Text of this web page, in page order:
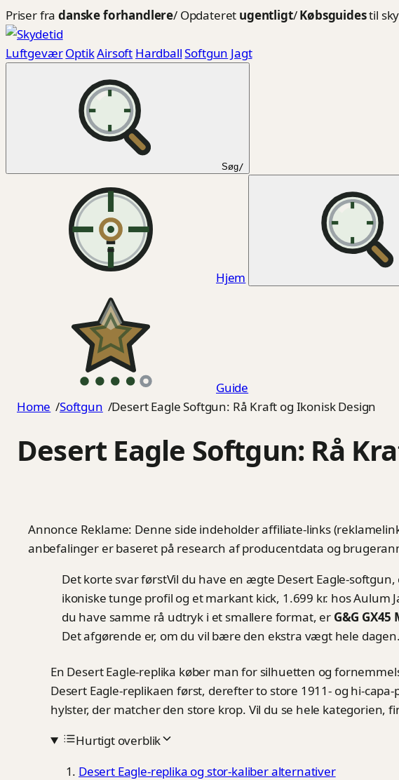
Spring
til
indhold
Priser fradanske forhandlere/ Opdateret ugentligt/Købsguidestil
LuftgeværOptikAirsoft HardballSoftgun Jagt
Søg/
Hjem
Guide
Home /Softgun /Desert Eagle Softgun: Rå Kraft og Ikonisk Design
Desert Eagle Softgun: Rå
Annonce Reklame: Denne side indeholder affiliate-links
anbefalinger er baseret på research af producentdata og
Det korte svar førstVil du have en ægte Desert Eagle-softgun,
ikoniske tunge profil og et markant kick, 1.699 kr. hos
du have samme rå udtryk i et smallere format, er G&G GX45
Det afgørende er, om du vil bære den ekstra vægt hele dagen.
En Desert Eagle-replika køber man for silhuetten og
Desert Eagle-replikaen først, derefter to store 1911- og hi-
hylster, der matcher den store krop. Vil du se hele kategorien,
Hurtigt overblik
Desert Eagle-replika og stor-kaliber alternativer